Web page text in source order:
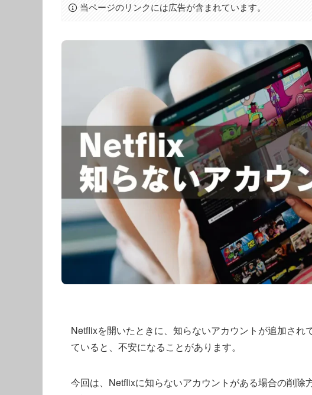
当ページのリンクには広告が含まれています。
Netflixを開いたときに、知らないアカウントが追加さ
ていると、不安になることがあります。
今回は、Netflixに知らないアカウントがある場合の削